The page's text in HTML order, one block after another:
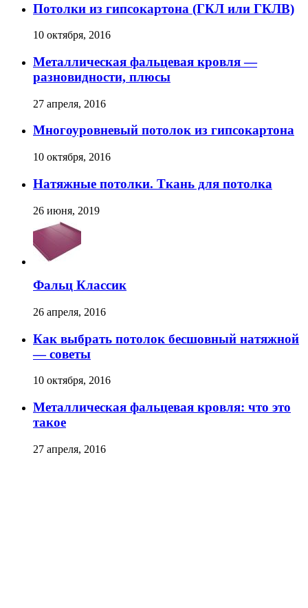
Потолки из гипсокартона (ГКЛ или ГКЛВ)
10 октября, 2016
Металлическая фальцевая кровля —
разновидности, плюсы
27 апреля, 2016
Многоуровневый потолок из гипсокартона
10 октября, 2016
Натяжные потолки. Ткань для потолка
26 июня, 2019
Фальц Классик
26 апреля, 2016
Как выбрать потолок бесшовный натяжной
— советы
10 октября, 2016
Металлическая фальцевая кровля: что это
такое
27 апреля, 2016